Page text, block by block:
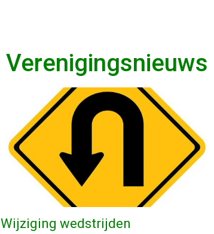
Verenigingsnieuws
Wijziging wedstrijden